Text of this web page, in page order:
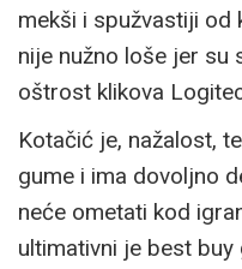
mekši i spužvastiji od
nije nužno loše jer su
oštrost klikova
Kotačić je, nažalost,
gume i ima dovoljno
neće ometati kod
ultimativni je best